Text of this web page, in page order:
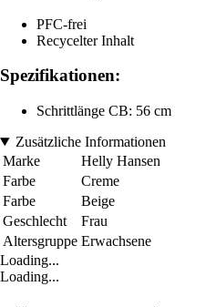
PFC-frei
Recycelter Inhalt
Spezifikationen:
Schrittlänge CB: 56 cm
Zusätzliche Informationen
Marke
Helly Hansen
Farbe
Creme
Farbe
Beige
Geschlecht
Frau
Altersgruppe Erwachsene
Loading...
Loading...